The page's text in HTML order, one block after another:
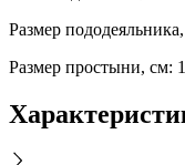
Размер
Размер простыни, см: